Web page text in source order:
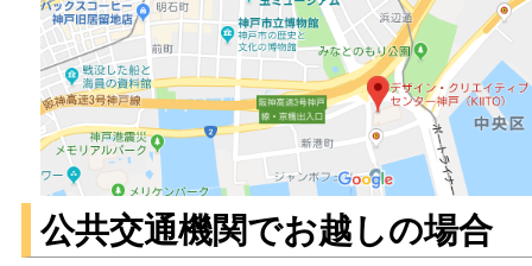
公共交通機関でお越しの場合